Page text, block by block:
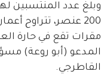
وبلغ عدد المنتسبين
مقرات تقع في حارة
المدعو (أبو روعة)
القاطرجي.